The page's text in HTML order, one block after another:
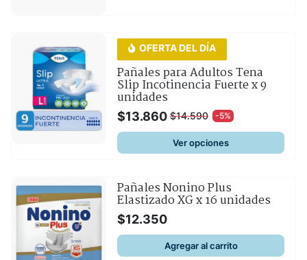
Pañales para Adultos Tena
Slip Incotinencia Fuerte x 9
unidades
OFERTA DEL DÍA
$14.590
ORIGINAL
PRICE
WAS:
$13.860
CURRENT
PRICE
IS:
-5%
Ver opciones
This
product
has
multiple
variants.
The
options
be
chosen
on
the
product
Pañales Nonino Plus
Elastizado XG x 16 unidades
$12.350
Agregar al carrito